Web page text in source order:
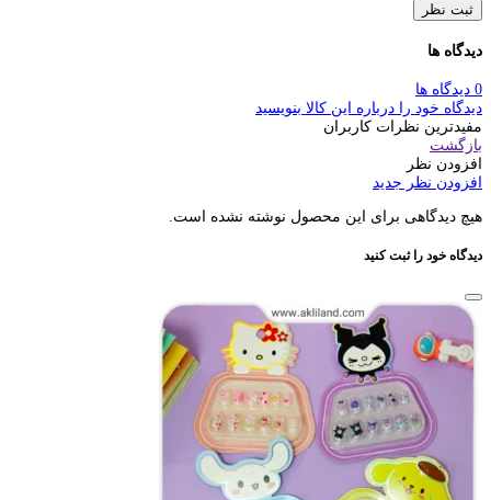
ثبت نظر
دیدگاه ها
0 دیدگاه ها
دیدگاه خود را درباره این کالا بنویسید
مفیدترین نظرات کاربران
بازگشت
افزودن نظر
افزودن نظر جدید
هیچ دیدگاهی برای این محصول نوشته نشده است.
دیدگاه خود را ثبت کنید